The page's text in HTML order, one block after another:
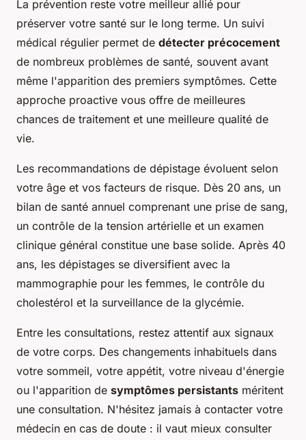
La prévention reste votre meilleur allié pour
préserver votre santé sur le long terme. Un suivi
médical régulier permet de détecter précocement
de nombreux problèmes de santé, souvent avant
même l'apparition des premiers symptômes. Cette
approche proactive vous offre de meilleures
chances de traitement et une meilleure qualité de
vie.
Les recommandations de dépistage évoluent selon
votre âge et vos facteurs de risque. Dès 20 ans, un
bilan de santé annuel comprenant une prise de sang,
un contrôle de la tension artérielle et un examen
clinique général constitue une base solide. Après 40
ans, les dépistages se diversifient avec la
mammographie pour les femmes, le contrôle du
cholestérol et la surveillance de la glycémie.
Entre les consultations, restez attentif aux signaux
de votre corps. Des changements inhabituels dans
votre sommeil, votre appétit, votre niveau d'énergie
ou l'apparition de symptômes persistants méritent
une consultation. N'hésitez jamais à contacter votre
médecin en cas de doute : il vaut mieux consulter